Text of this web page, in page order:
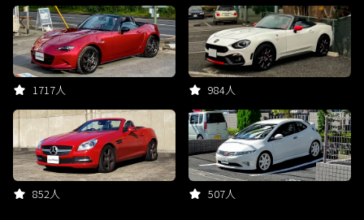
1717人 984人
852人 507人